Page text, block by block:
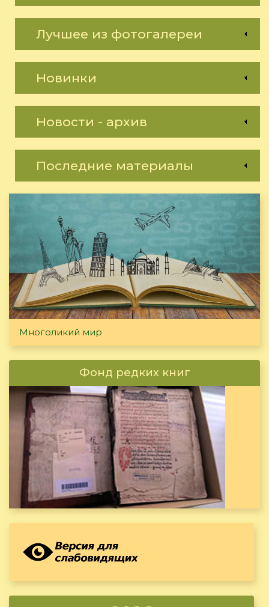
Лучшее из фотогалереи
Новинки
Новости - архив
Последние материалы
Многоликий мир
Фонд редких книг